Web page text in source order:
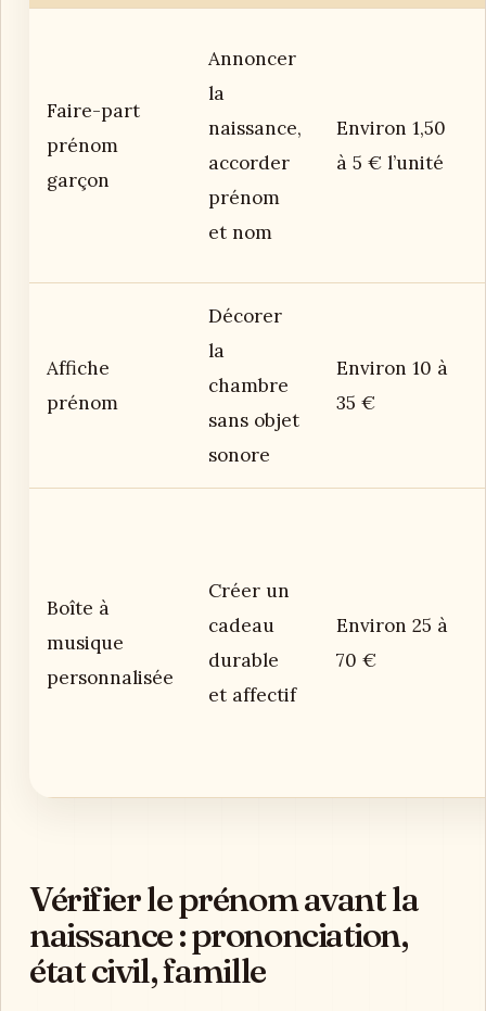
Faire-part
prénom
garçon
Annoncer
la
naissance,
accorder
prénom
et nom
Environ 1,50
à 5 € l’unité
Affiche
prénom
Décorer
la
chambre
sans objet
sonore
Environ 10 à
35 €
Boîte à
musique
personnalisée
Créer un
cadeau
durable
et affectif
Environ 25 à
70 €
Vérifier le prénom avant la
naissance : prononciation,
état civil, famille